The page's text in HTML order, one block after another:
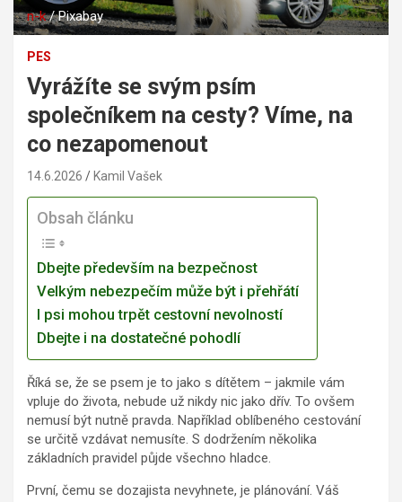
n-k/ Pixabay
PES
Vyrážíte se svým psím
společníkem na cesty? Víme, na
co nezapomenout
14.6.2026 Kamil Vašek
Obsah článku
Dbejte především na bezpečnost
Velkým nebezpečím může být i přehřátí
I psi mohou trpět cestovní nevolností
Dbejte i na dostatečné pohodlí
Říká se, že se psem je to jako s dítětem – jakmile vám
vpluje do života, nebude už nikdy nic jako dřív. To ovšem
nemusí být nutně pravda. Například oblíbeného cestování
se určitě vzdávat nemusíte. S dodržením několika
základních pravidel půjde všechno hladce.
První, čemu se dozajista nevyhnete, je plánování. Váš